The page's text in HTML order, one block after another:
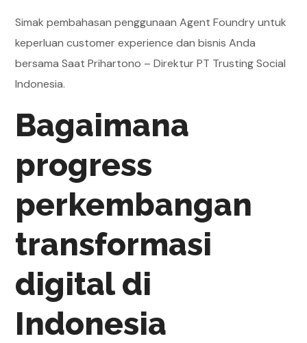
Simak pembahasan penggunaan Agent Foundry untuk
keperluan customer experience dan bisnis Anda
bersama Saat Prihartono – Direktur PT Trusting Social
Indonesia.
Bagaimana
progress
perkembangan
transformasi
digital di
Indonesia